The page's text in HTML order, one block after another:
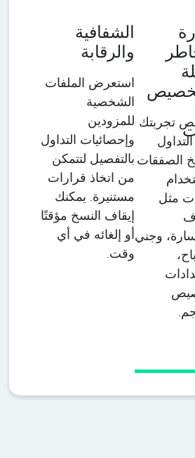
مثل
وجني
الشفافية
والرقابة
استعرض الملفات
الشخصية
للمزودين
وإحصائيات التداول
بالتفصيل لتتمكن
من اتخاذ قرارات
مستنيرة. يمكنك
إيقاف النسخ مؤقتًا
أو إلغائه في أي
وقت.